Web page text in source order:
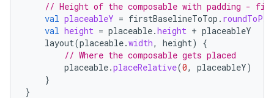
// Height of the composable with padding -
val placeableY = firstBaselineToTop . roundToPx
val height = placeable.height + placeableY
layout(placeable.width, height)
{
// Where the composable gets placed
placeable.placeRelative(0, placeableY)
}
}